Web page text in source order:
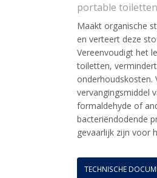
portable toiletten
Maakt organische
en verteert deze
Vereenvoudigt het
toiletten,
onderhoudskosten.
vervangingsmiddel
formaldehyde of
bacteriëndodende
gevaarlijk zijn voor
TECHNISCHE